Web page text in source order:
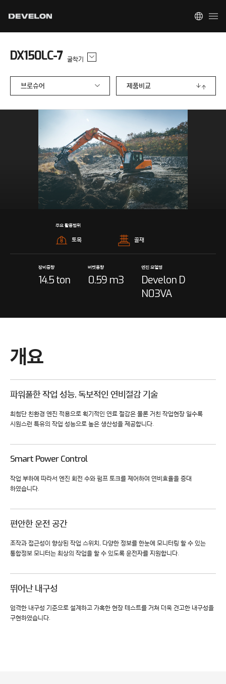
DX150LC-7 굴착기
브로슈어 제품비교
주요 활용범위
토목 골재
장비중량
14.5 ton
버켓용량
0.59 m3
엔진 모델명
Develon D
N03VA
개요
파워풀한 작업 성능, 독보적인 연비절감 기술
최첨단 친환경 엔진 적용으로 획기적인 연료 절감은 물론 거친 작업현장 일수록
시원스런 특유의 작업 성능으로 높은 생산성을 제공합니다.
Smart Power Control
작업 부하에 따라서 엔진 회전 수와 펌프 토크를 제어하여 연비효율을 증대
하였습니다.
편안한 운전 공간
조작과 접근성이 향상된 작업 스위치, 다양한 정보를 한눈에 모니터링 할 수 있는
통합정보 모니터는 최상의 작업을 할 수 있도록 운전자를 지원합니다.
뛰어난 내구성
엄격한 내구성 기준으로 설계하고 가혹한 현장 테스트를 거쳐 더욱 견고한 내구성을
구현하였습니다.